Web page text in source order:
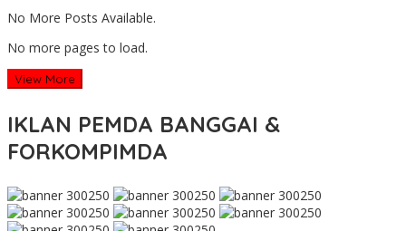
No More Posts Available.
No more pages to load.
View More
IKLAN PEMDA BANGGAI &
FORKOMPIMDA